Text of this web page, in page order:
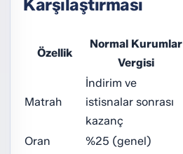
Karşılaştırması
Özellik
Normal Kurumlar
Vergisi
Matrah
İndirim ve
istisnalar sonrası
kazanç
Oran %25 (genel)